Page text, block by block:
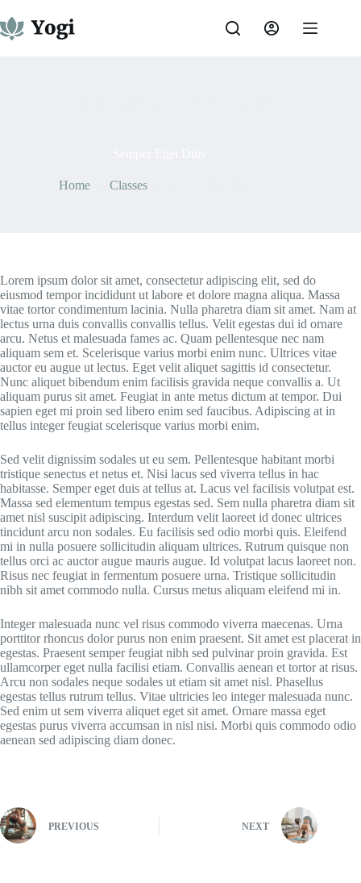
to
content
Home Classes
Lorem ipsum dolor sit amet, consectetur adipiscing elit, sed do
eiusmod tempor incididunt ut labore et dolore magna aliqua. Massa
vitae tortor condimentum lacinia. Nulla pharetra diam sit amet. Nam at
lectus urna duis convallis convallis tellus. Velit egestas dui id ornare
arcu. Netus et malesuada fames ac. Quam pellentesque nec nam
aliquam sem et. Scelerisque varius morbi enim nunc. Ultrices vitae
auctor eu augue ut lectus. Eget velit aliquet sagittis id consectetur.
Nunc aliquet bibendum enim facilisis gravida neque convallis a. Ut
aliquam purus sit amet. Feugiat in ante metus dictum at tempor. Dui
sapien eget mi proin sed libero enim sed faucibus. Adipiscing at in
tellus integer feugiat scelerisque varius morbi enim.
Sed velit dignissim sodales ut eu sem. Pellentesque habitant morbi
tristique senectus et netus et. Nisi lacus sed viverra tellus in hac
habitasse. Semper eget duis at tellus at. Lacus vel facilisis volutpat est.
Massa sed elementum tempus egestas sed. Sem nulla pharetra diam sit
amet nisl suscipit adipiscing. Interdum velit laoreet id donec ultrices
tincidunt arcu non sodales. Eu facilisis sed odio morbi quis. Eleifend
mi in nulla posuere sollicitudin aliquam ultrices. Rutrum quisque non
tellus orci ac auctor augue mauris augue. Id volutpat lacus laoreet non.
Risus nec feugiat in fermentum posuere urna. Tristique sollicitudin
nibh sit amet commodo nulla. Cursus metus aliquam eleifend mi in.
Integer malesuada nunc vel risus commodo viverra maecenas. Urna
porttitor rhoncus dolor purus non enim praesent. Sit amet est placerat in
egestas. Praesent semper feugiat nibh sed pulvinar proin gravida. Est
ullamcorper eget nulla facilisi etiam. Convallis aenean et tortor at risus.
Arcu non sodales neque sodales ut etiam sit amet nisl. Phasellus
egestas tellus rutrum tellus. Vitae ultricies leo integer malesuada nunc.
Sed enim ut sem viverra aliquet eget sit amet. Ornare massa eget
egestas purus viverra accumsan in nisl nisi. Morbi quis commodo odio
aenean sed adipiscing diam donec.
PREVIOUS NEXT